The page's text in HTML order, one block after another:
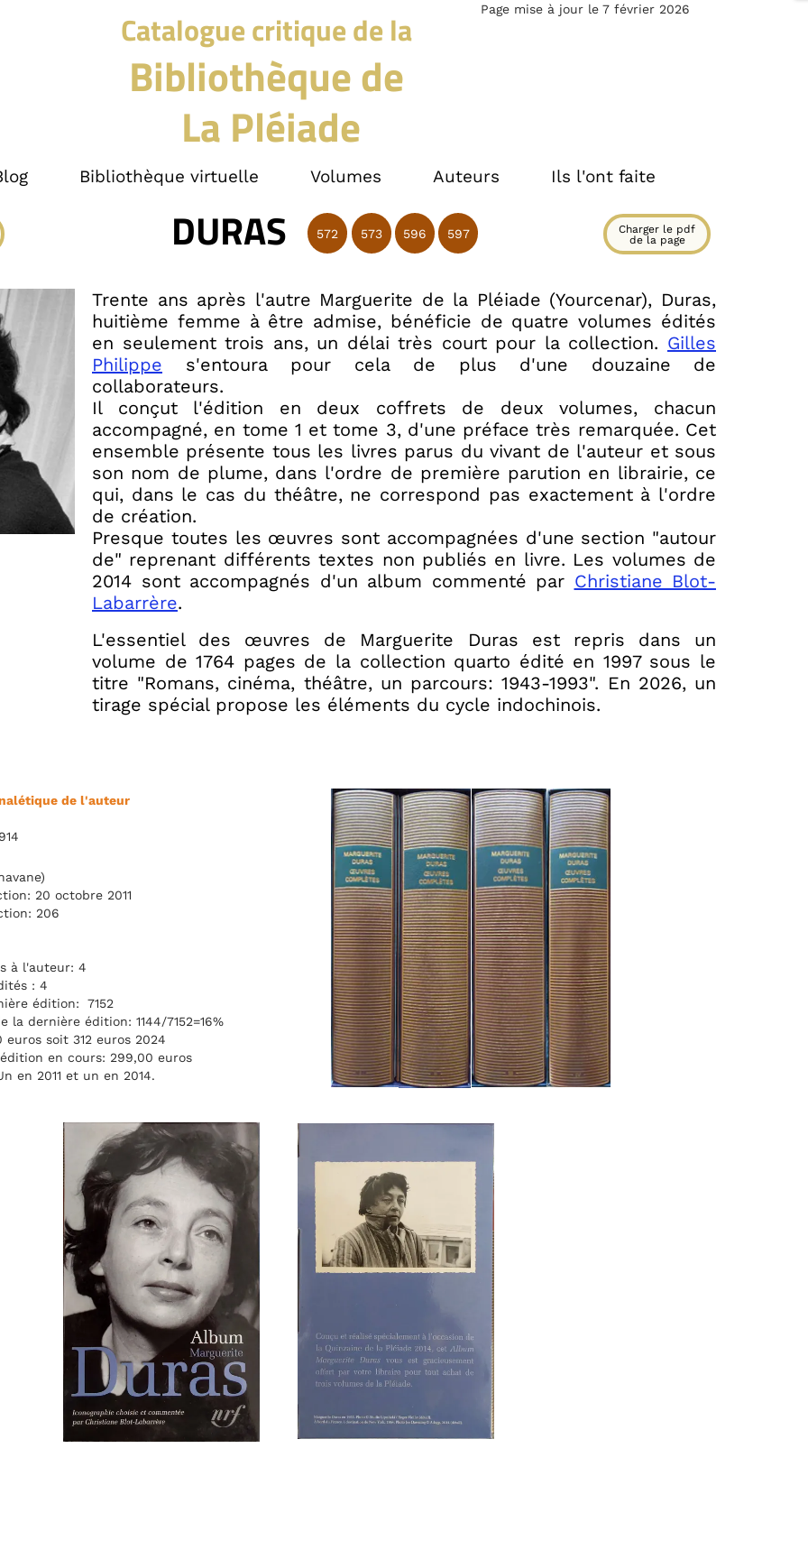
Catalogue critique de la
Bibliothèque de
La Pléiade
Bibliothèque virtuelle Volumes Auteurs Ils l'ont faite
Page mise à jour le 7 février 2026
DURAS 572 573 596 597
Charger le pdf
de la page
Trente ans après l'autre Marguerite de la Pléiade (Yourcenar), Duras,
huitième femme à être admise, bénéficie de quatre volumes édités
en seulement trois ans, un délai très court pour la collection. Gilles
Philippe s'entoura pour cela de plus d'une douzaine de
collaborateurs.
Il conçut l'édition en deux coffrets de deux volumes, chacun
accompagné, en tome 1 et tome 3, d'une préface très remarquée. Cet
ensemble présente tous les livres parus du vivant de l'auteur et sous
son nom de plume, dans l'ordre de première parution en librairie, ce
qui, dans le cas du théâtre, ne correspond pas exactement à l'ordre
de création.
Presque toutes les œuvres sont accompagnées d'une section "autour
de" reprenant différents textes non publiés en livre. Les volumes de
2014 sont accompagnés d'un album commenté par Christiane Blot-
Labarrère.
L'essentiel des œuvres de Marguerite Duras est repris dans un
volume de 1764 pages de la collection quarto édité en 1997 sous le
titre "Romans, cinéma, théâtre, un parcours: 1943-1993". En 2026, un
tirage spécial propose les éléments du cycle indochinois.
de l'auteur
20 octobre 2011
206
à l'auteur: 4
: 4
édition: 7152
dernière édition: 1144/7152=16%
euros soit 312 euros 2024
en cours: 299,00 euros
en 2011 et un en 2014.